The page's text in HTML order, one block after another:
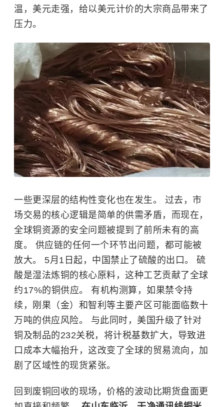
温，美元走强，给以美元计价的大宗商品带来了
压力。
一些更深层的结构性变化也在发生。 过去，市
场交易的核心逻辑是简单的供需矛盾，而现在，
全球铜资源的安全问题被提到了前所未有的高
度。 供应链的任何一个环节出问题，都可能被
放大。 5月1日起，中国禁止了硫酸的出口。 硫
酸是湿法炼铜的核心原料，这种工艺贡献了全球
约17%的铜供应。 有机构测算，如果禁令持
续，刚果（金）和智利等主要产区可能面临数十
万吨的供应风险。 与此同时，美国升级了针对
铜及制品的232关税，将计税基数扩大，导致进
口成本大幅抬升，这改变了全球的贸易流向，加
剧了区域性的现货紧张。
回到废铜回收的现场，价格的波动比期货盘面更